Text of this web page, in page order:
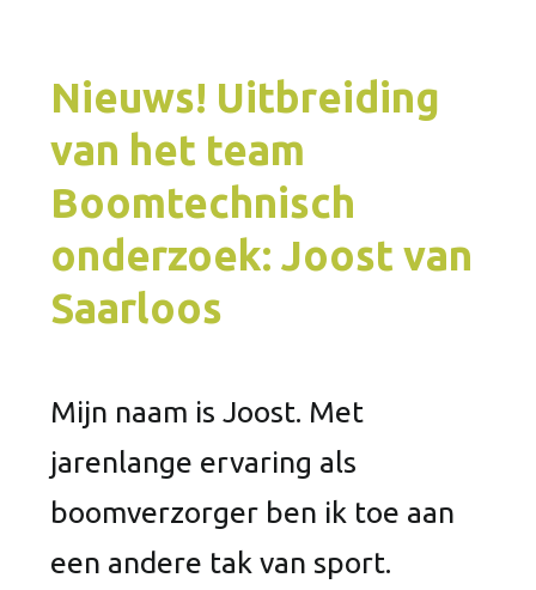
Nieuws! Uitbreiding
van het team
Boomtechnisch
onderzoek: Joost van
Saarloos
Mijn naam is Joost. Met
jarenlange ervaring als
boomverzorger ben ik toe aan
een andere tak van sport.